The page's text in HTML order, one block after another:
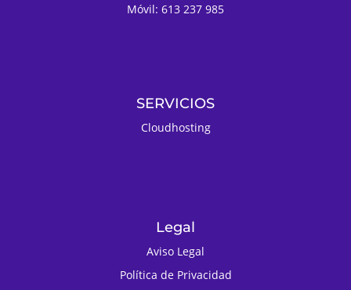
Móvil: 613 237 985
SERVICIOS
Cloudhosting
Legal
Aviso Legal
Política de Privacidad